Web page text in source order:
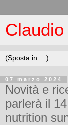
07 marzo 2024
Novità e
parlerà il
nutrition